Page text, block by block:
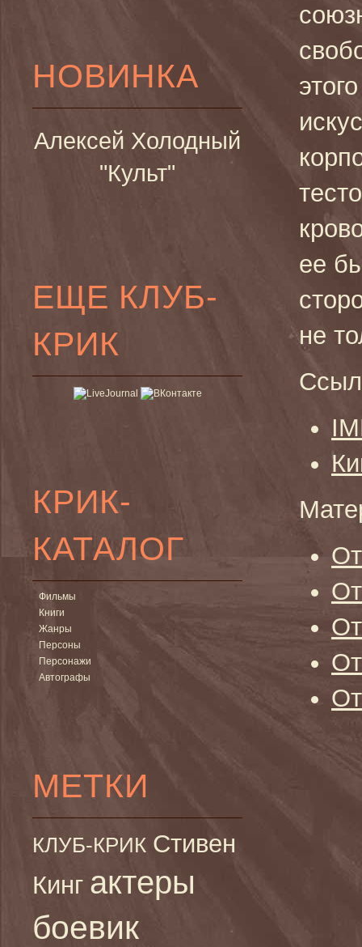
НОВИНКА
Алексей Холодный
"Культ"
ЕЩЕ КЛУБ-
КРИК
КРИК-
КАТАЛОГ
Фильмы
Книги
Жанры
Персоны
Персонажи
Автографы
МЕТКИ
КЛУБ-КРИК Стивен
Кинг актеры
боевик
ее
не